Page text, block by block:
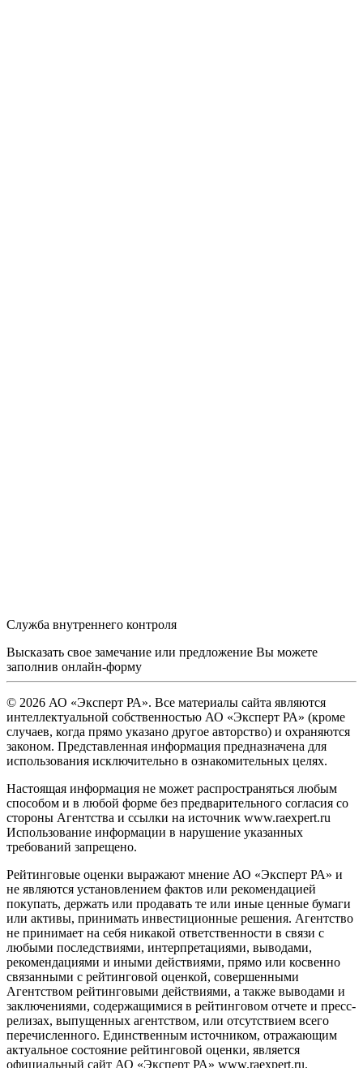
Служба внутреннего контроля
Высказать свое замечание или предложение Вы можете
заполнив онлайн-форму
© 2026 АО «Эксперт РА». Все материалы сайта являются
интеллектуальной собственностью АО «Эксперт РА» (кроме
случаев, когда прямо указано другое авторство) и охраняются
законом. Представленная информация предназначена для
использования исключительно в ознакомительных целях.
Настоящая информация не может распространяться любым
способом и в любой форме без предварительного согласия со
стороны Агентства и ссылки на источник www.raexpert.ru
Использование информации в нарушение указанных
требований запрещено.
Рейтинговые оценки выражают мнение АО «Эксперт РА» и
не являются установлением фактов или рекомендацией
покупать, держать или продавать те или иные ценные бумаги
или активы, принимать инвестиционные решения. Агентство
не принимает на себя никакой ответственности в связи с
любыми последствиями, интерпретациями, выводами,
рекомендациями и иными действиями, прямо или косвенно
связанными с рейтинговой оценкой, совершенными
Агентством рейтинговыми действиями, а также выводами и
заключениями, содержащимися в рейтинговом отчете и пресс-
релизах, выпущенных агентством, или отсутствием всего
перечисленного. Единственным источником, отражающим
актуальное состояние рейтинговой оценки, является
официальный сайт АО «Эксперт РА» www.raexpert.ru.